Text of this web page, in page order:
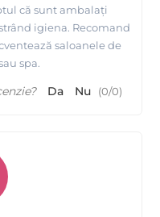
că sunt ambalați
igiena. Recomand
saloanele de
spa.
Da Nu (0/0)